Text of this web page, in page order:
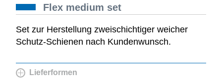
Flex medium set
Set zur Herstellung zweischichtiger weicher
Schutz-Schienen nach Kundenwunsch.
Lieferformen